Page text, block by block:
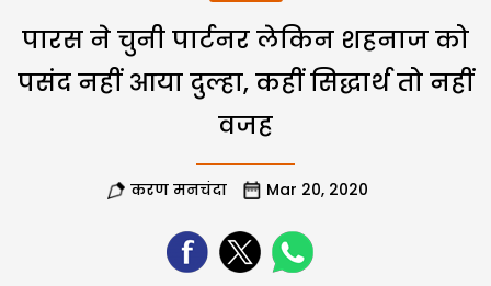
पारस ने चुनी पार्टनर लेकिन शहनाज को
पसंद नहीं आया दुल्हा, कहीं सिद्धार्थ तो नहीं
वजह
करण मनचंदा Mar 20, 2020